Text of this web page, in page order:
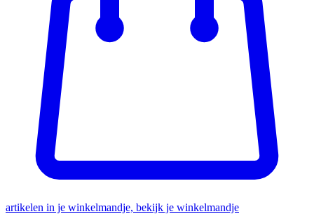
artikelen in je winkelmandje, bekijk je winkelmandje